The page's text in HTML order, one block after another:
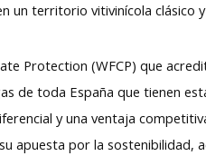
un territorio vitivinícola clásico
Protection (WFCP) que
de toda España que tienen
y una ventaja
apuesta por la sostenibilidad,